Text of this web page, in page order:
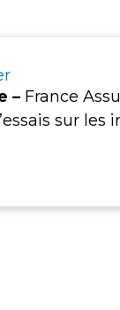
– France
sur les